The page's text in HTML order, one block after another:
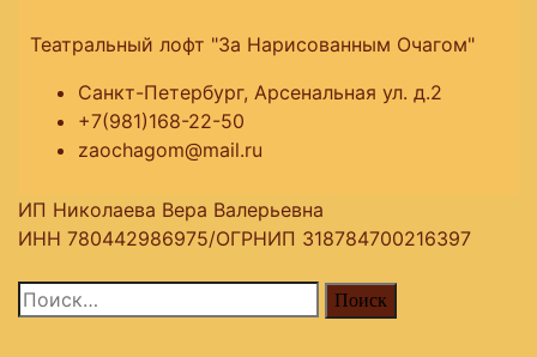
Театральный лофт "За Нарисованным Очагом"
Санкт-Петербург, Арсенальная ул. д.2
+7(981)168-22-50
zaochagom@mail.ru
ИП Николаева Вера Валерьевна
ИНН 780442986975/ОГРНИП 318784700216397
Найти: